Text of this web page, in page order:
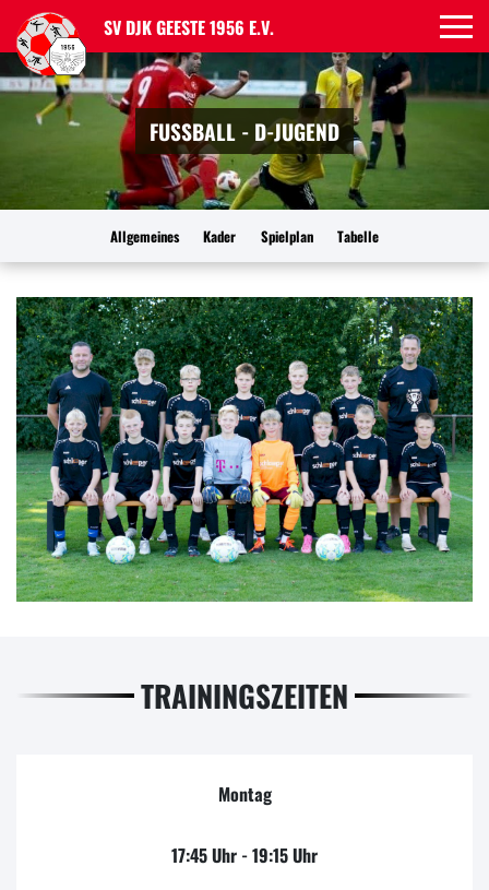
SV DJK GEESTE 1956 E.V.
FUSSBALL - D-JUGEND
Allgemeines Kader Spielplan Tabelle
TRAININGSZEITEN
Montag
17:45 Uhr - 19:15 Uhr